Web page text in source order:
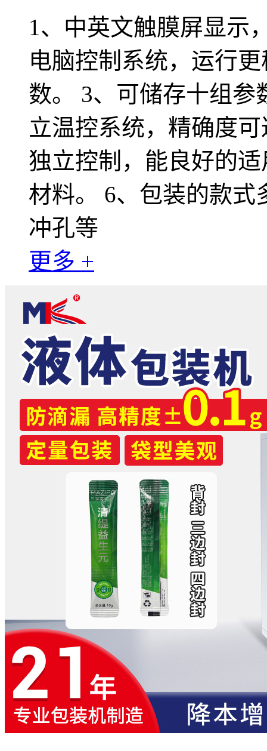
1、中英文触膜屏显示
电脑控制系统，运行
数。 3、可储存十组参
立温控系统，精确度
独立控制，能良好的
材料。 6、包装的款
冲孔等
更多 +